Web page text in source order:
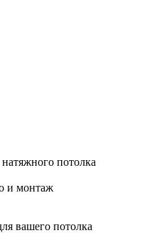
потолка
и монтаж
вашего потолка